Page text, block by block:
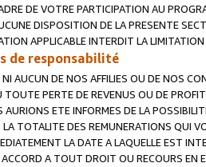
DE VOTRE PARTICIPATION AU
DISPOSITION DE LA PRESENTE
APPLICABLE INTERDIT LA LIMITATION
de responsabilité
AUCUN DE NOS AFFILIES OU DE NOS
TOUTE PERTE DE REVENUS OU DE
AURIONS ETE INFORMES DE LA
LA TOTALITE DES REMUNERATIONS QUI
LA DATE A LAQUELLE EST
ACCORD A TOUT DROIT OU RECOURS